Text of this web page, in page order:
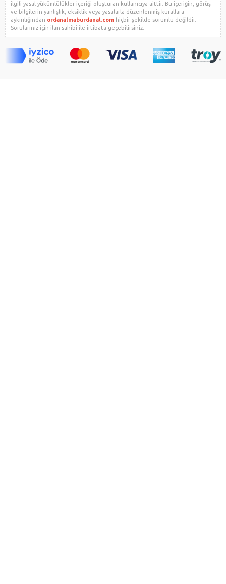
ilgili yasal yükümlülükler içeriği oluşturan kullanıcıya aittir. Bu içeriğin, görüş
ve bilgilerin yanlışlık, eksiklik veya yasalarla düzenlenmiş kurallara
aykırılığından ordanalmaburdanal.com hiçbir şekilde sorumlu değildir.
Sorularınız için ilan sahibi ile irtibata geçebilirsiniz.